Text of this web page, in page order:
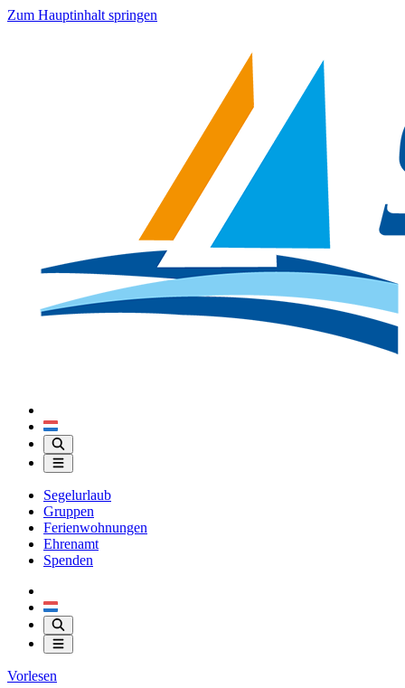
Zum Hauptinhalt springen
Segelurlaub
Gruppen
Ferienwohnungen
Ehrenamt
Spenden
Vorlesen